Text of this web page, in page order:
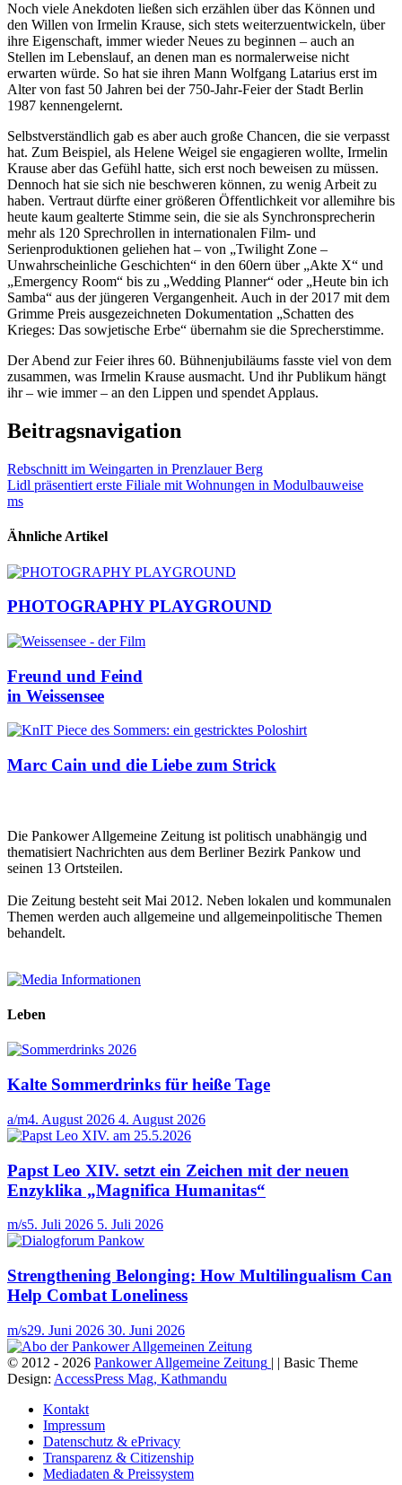
Noch viele Anekdoten ließen sich erzählen über das Können und
den Willen von Irmelin Krause, sich stets weiterzuentwickeln, über
ihre Eigenschaft, immer wieder Neues zu beginnen – auch an
Stellen im Lebenslauf, an denen man es normalerweise nicht
erwarten würde. So hat sie ihren Mann Wolfgang Latarius erst im
Alter von fast 50 Jahren bei der 750-Jahr-Feier der Stadt Berlin
1987 kennengelernt.
Selbstverständlich gab es aber auch große Chancen, die sie verpasst
hat. Zum Beispiel, als Helene Weigel sie engagieren wollte, Irmelin
Krause aber das Gefühl hatte, sich erst noch beweisen zu müssen.
Dennoch hat sie sich nie beschweren können, zu wenig Arbeit zu
haben. Vertraut dürfte einer größeren Öffentlichkeit vor allemihre bis
heute kaum gealterte Stimme sein, die sie als Synchronsprecherin
mehr als 120 Sprechrollen in internationalen Film- und
Serienproduktionen geliehen hat – von „Twilight Zone –
Unwahrscheinliche Geschichten“ in den 60ern über „Akte X“ und
„Emergency Room“ bis zu „Wedding Planner“ oder „Heute bin ich
Samba“ aus der jüngeren Vergangenheit. Auch in der 2017 mit dem
Grimme Preis ausgezeichneten Dokumentation „Schatten des
Krieges: Das sowjetische Erbe“ übernahm sie die Sprecherstimme.
Der Abend zur Feier ihres 60. Bühnenjubiläums fasste viel von dem
zusammen, was Irmelin Krause ausmacht. Und ihr Publikum hängt
ihr – wie immer – an den Lippen und spendet Applaus.
Beitragsnavigation
Rebschnitt im Weingarten in Prenzlauer Berg
Lidl präsentiert erste Filiale mit Wohnungen in Modulbauweise
ms
Ähnliche Artikel
PHOTOGRAPHY PLAYGROUND
Freund und Feind
in Weissensee
Marc Cain und die Liebe zum Strick
Die Pankower Allgemeine Zeitung ist politisch unabhängig und
thematisiert Nachrichten aus dem Berliner Bezirk Pankow und
seinen 13 Ortsteilen.
Die Zeitung besteht seit Mai 2012. Neben lokalen und kommunalen
Themen werden auch allgemeine und allgemeinpolitische Themen
behandelt.
Leben
Kalte Sommerdrinks für heiße Tage
a/m4. August 2026 4. August 2026
Papst Leo XIV. setzt ein Zeichen mit der neuen
Enzyklika „Magnifica Humanitas“
m/s5. Juli 2026 5. Juli 2026
Strengthening Belonging: How Multilingualism Can
Help Combat Loneliness
m/s29. Juni 2026 30. Juni 2026
© 2012 - 2026 Pankower Allgemeine Zeitung | | Basic Theme
Design: AccessPress Mag, Kathmandu
Kontakt
Impressum
Datenschutz & ePrivacy
Transparenz & Citizenship
Mediadaten & Preissystem